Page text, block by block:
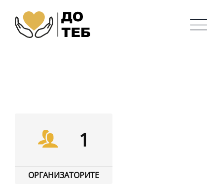
content
1
ОРГАНИЗАТОРИТЕ